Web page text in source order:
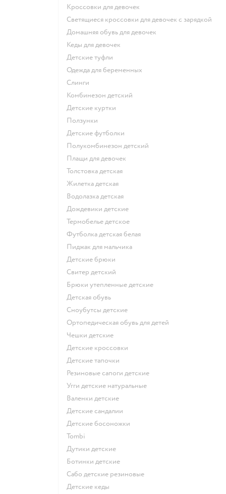
Кроссовки для девочек
Светящиеся кроссовки для девочек с зарядкой
Домашняя обувь для девочек
Кеды для девочек
Детские туфли
Одежда для беременных
Слинги
Комбинезон детский
Детские куртки
Ползунки
Детские футболки
Полукомбинезон детский
Плащи для девочек
Толстовка детская
Жилетка детская
Водолазка детская
Дождевики детские
Термобелье детское
Футболка детская белая
Пиджак для мальчика
Детские брюки
Свитер детский
Брюки утепленные детские
Детская обувь
Сноубутсы детские
Ортопедическая обувь для детей
Чешки детские
Детские кроссовки
Детские тапочки
Резиновые сапоги детские
Угги детские натуральные
Валенки детские
Детские сандалии
Детские босоножки
Tombi
Дутики детские
Ботинки детские
Сабо детские резиновые
Детские кеды